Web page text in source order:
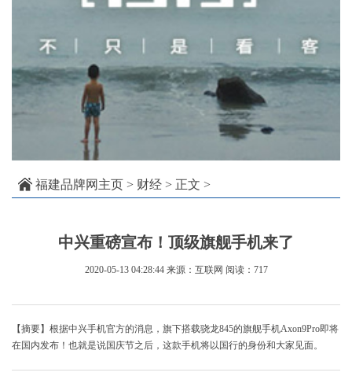
福建品牌网主页 > 财经 > 正文 >
中兴重磅宣布！顶级旗舰手机来了
2020-05-13 04:28:44 来源：互联网 阅读：717
【摘要】根据中兴手机官方的消息，旗下搭载骁龙845的旗舰手机Axon9Pro即将
在国内发布！也就是说国庆节之后，这款手机将以国行的身份和大家见面。